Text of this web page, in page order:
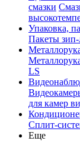
смазки
Упаковка,
Пакеты
LS
для камер
Сплит-
Еще